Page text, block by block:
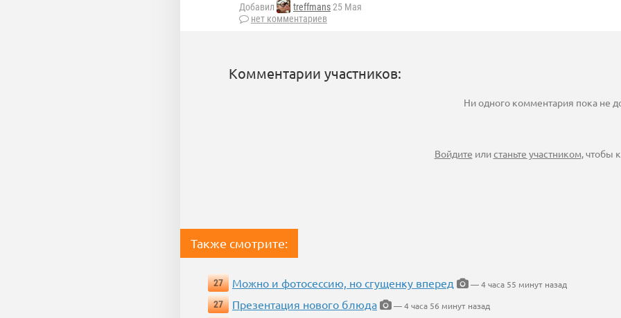
Добавил treffmans25 Мая
нет комментариев
Комментарии участников:
Ни одного комментария пока не
Войдите илистаньте участником, чтобы
Также смотрите:
27 Можно и фотосессию, но сгущенку вперед
— 4 часа 55 минут назад
27
Презентация нового блюда
— 4 часа 56 минут назад